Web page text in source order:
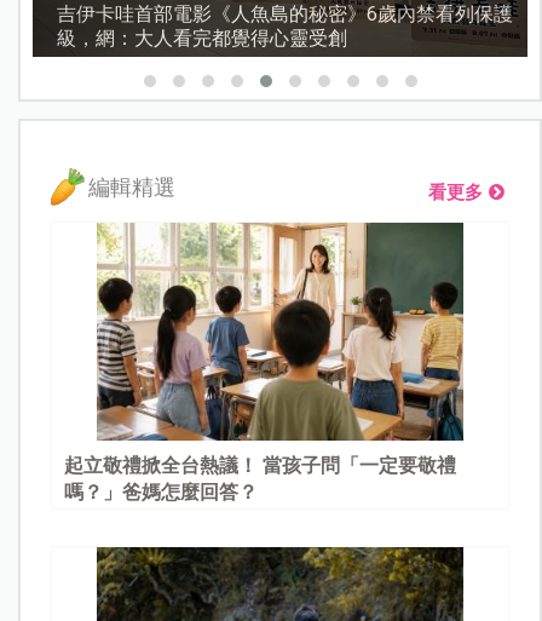
吉伊卡哇首部電影《人魚島的秘密》6歲內禁看列保護
級，網：大人看完都覺得心靈受創
編輯精選 看更多
起立敬禮掀全台熱議！ 當孩子問「一定要敬禮
嗎？」爸媽怎麼回答？